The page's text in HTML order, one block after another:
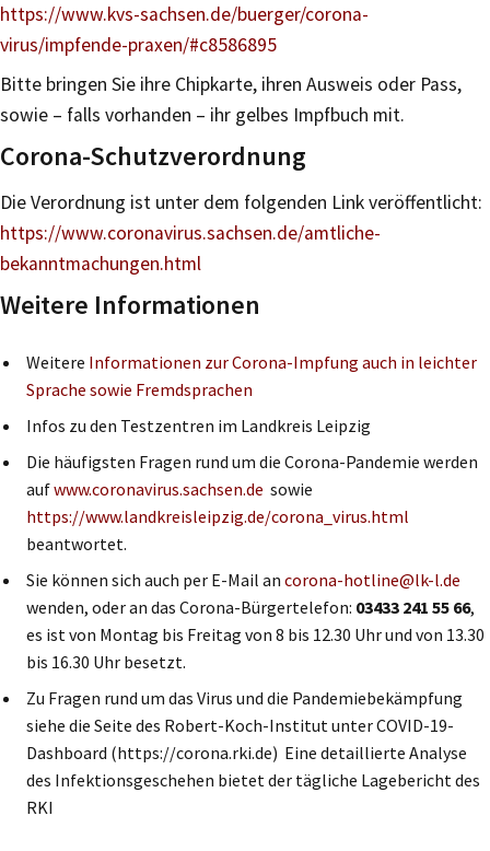
https://www.kvs-sachsen.de/buerger/corona-
virus/impfende-praxen/#c8586895
Bitte bringen Sie ihre Chipkarte, ihren Ausweis oder Pass,
sowie – falls vorhanden – ihr gelbes Impfbuch mit.
Corona-Schutzverordnung
Die Verordnung ist unter dem folgenden Link veröffentlicht:
https://www.coronavirus.sachsen.de/amtliche-
bekanntmachungen.html
Weitere Informationen
Weitere Informationen zur Corona-Impfung auch in leichter
Sprache sowie Fremdsprachen
Infos zu den Testzentren im Landkreis Leipzig
Die häufigsten Fragen rund um die Corona-Pandemie werden
aufwww.coronavirus.sachsen.de sowie
https://www.landkreisleipzig.de/corona_virus.html
beantwortet.
Sie können sich auch per E-Mail an corona-hotline@lk-l.de
wenden, oder an das Corona-Bürgertelefon: 03433 241 55 66,
es ist von Montag bis Freitag von 8 bis 12.30 Uhr und von 13.30
bis 16.30 Uhr besetzt.
Zu Fragen rund um das Virus und die Pandemiebekämpfung
siehe die Seite des Robert-Koch-Institut unter COVID-19-
Dashboard (https://corona.rki.de) Eine detaillierte Analyse
des Infektionsgeschehen bietet der tägliche Lagebericht des
RKI